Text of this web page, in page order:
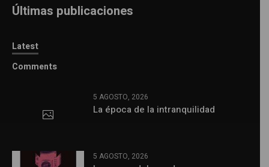
Últimas publicaciones
Latest
Comments
5 AGOSTO, 2026
La época de la intranquilidad
5 AGOSTO, 2026